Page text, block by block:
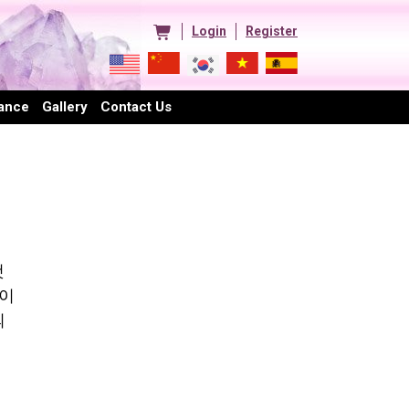
Login Register
Gallery Contact Us